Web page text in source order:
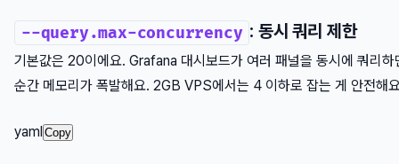
--query.max-concurrency : 동시 쿼리 제한
기본값은 20이에요. Grafana 대시보드가 여러 패널을 동시에 쿼리하
순간 메모리가 폭발해요. 2GB VPS에서는 4 이하로 잡는 게 안전해
yaml Copy